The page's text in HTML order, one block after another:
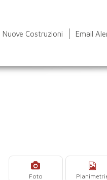
Nuove Costruzioni Email
Foto